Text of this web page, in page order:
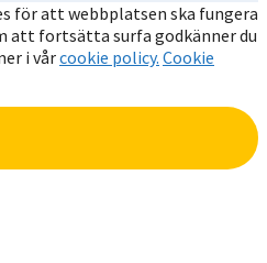
för att webbplatsen ska fungera
att fortsätta surfa godkänner du
i vårcookie policy. Cookie